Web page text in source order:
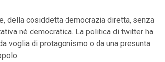
della cosiddetta democrazia diretta, senza
né democratica. La politica di twitter ha
voglia di protagonismo o da una presunta